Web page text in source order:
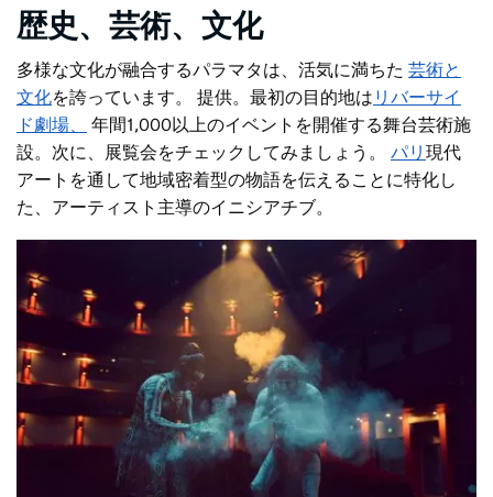
歴史、芸術、文化
多様な文化が融合するパラマタは、活気に満ちた 芸術と
文化を誇っています。 提供。最初の目的地は リバーサイ
ド劇場
年間1,000以上のイベントを開催する舞台芸術施
設。次に、展覧会をチェックしてみましょう。
パリ 現代
アートを通して地域密着型の物語を伝えることに特化し
た、アーティスト主導のイニシアチブ。